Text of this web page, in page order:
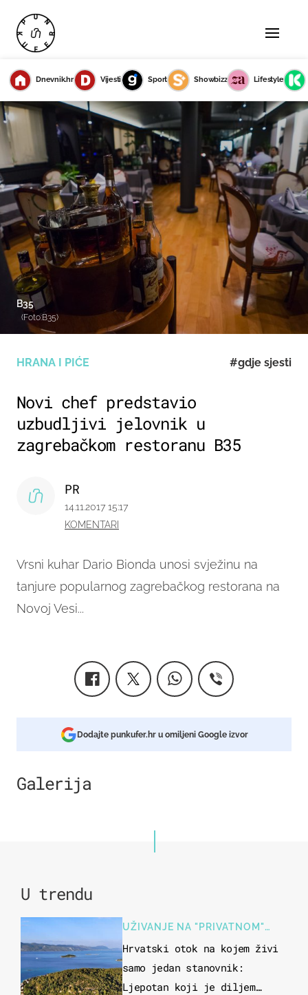
Dnevnik.hr Vijesti Sport Showbizz Lifestyle
HRANA I PIĆE #gdje sjesti
Novi chef predstavio
uzbudljivi jelovnik u
zagrebačkom restoranu B35
Vrsni kuhar Dario Bionda unosi svježinu na
tanjure popularnog zagrebačkog restorana na
Novoj Vesi...
PR
14.11.2017 15:17
KOMENTARI
B35
(Foto:B35)
Dodajte punkufer.hr u omiljeni Google izvor
Galerija
U trendu
UŽIVANJE NA "PRIVATNOM"
OTOKU
Hrvatski otok na kojem živi
samo jedan stanovnik:
Ljepotan koji je diljem